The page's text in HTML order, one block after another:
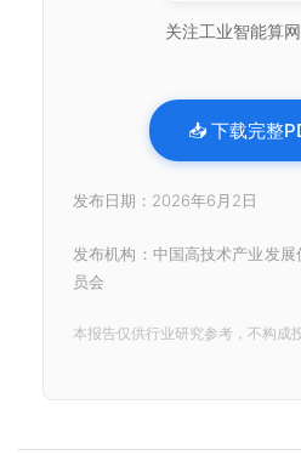
关注工业智能算
📥 下载完整
发布日期：2026年6月2日
发布机构：中国高技术产业发
员会
本报告仅供行业研究参考，不构成